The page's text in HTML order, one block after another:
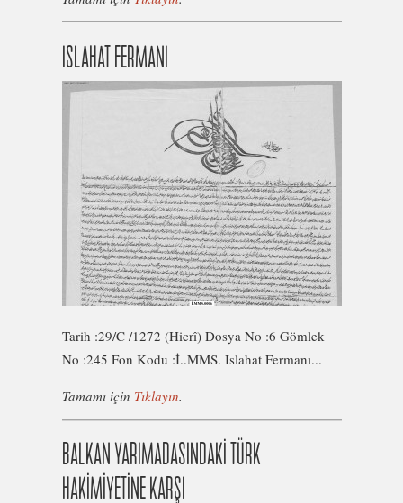
ISLAHAT FERMANI
Tarih :29/C /1272 (Hicrî) Dosya No :6 Gömlek
No :245 Fon Kodu :İ..MMS. Islahat Fermanı...
Tamamı için Tıklayın.
BALKAN YARIMADASINDAKİ TÜRK
HAKİMİYETİNE KARŞI